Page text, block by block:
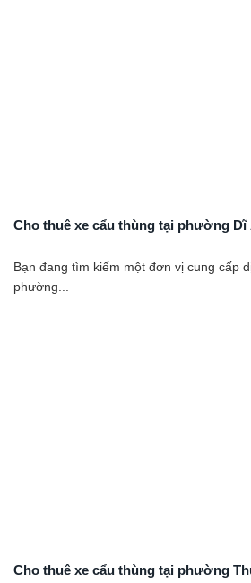
Cho thuê xe cẩu thùng tại phường Dĩ
Bạn đang tìm kiếm một đơn vị cung cấp
phường...
Cho thuê xe cẩu thùng tại phường